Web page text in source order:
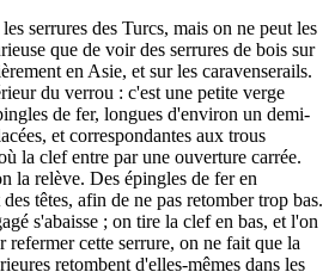
serrures des Turcs, mais on ne peut les
que de voir des serrures de bois sur
en Asie, et sur les caravenserails.
du verrou : c'est une petite verge
de fer, longues d'environ un demi-
et correspondantes aux trous
la clef entre par une ouverture carrée.
la relève. Des épingles de fer en
têtes, afin de ne pas retomber trop bas.
s'abaisse ; on tire la clef en bas, et l'on
cette serrure, on ne fait que la
retombent d'elles-mêmes dans les